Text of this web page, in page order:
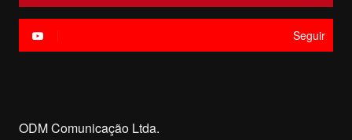
Seguir
ODM Comunicação Ltda.